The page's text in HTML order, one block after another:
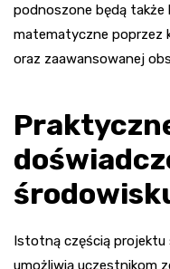
podnoszone będą
matematyczne poprzez
oraz zaawansowanej
Istotną częścią projektu
umożliwią uczestnikom